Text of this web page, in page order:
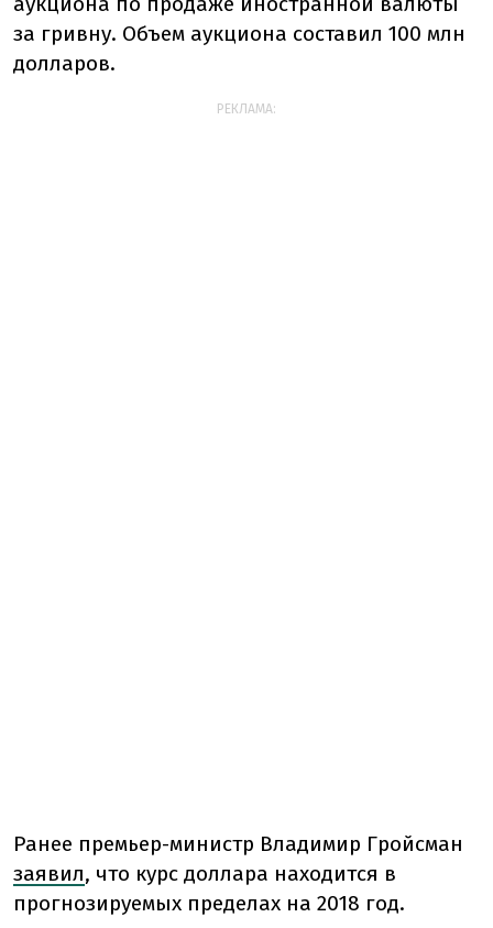
за гривну. Объем аукциона составил 100 млн
долларов.
РЕКЛАМА:
Ранее премьер-министр Владимир Гройсман
заявил, что курс доллара находится в
прогнозируемых пределах на 2018 год.